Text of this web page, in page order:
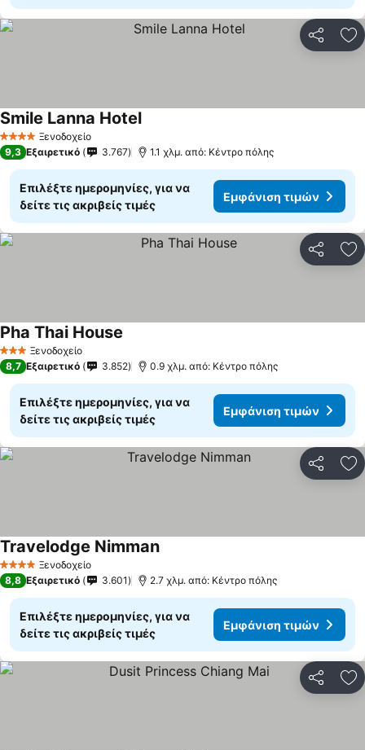
4 ΑστέριαΞενοδοχείο
Smile Lanna Hotel
9,3 Εξαιρετικό 3.767 1.1 χλμ. από: Κέντρο πόλης
Επιλέξτε ημερομηνίες, για να
δείτε τις ακριβείς τιμές
Εμφάνιση τιμών
3 ΑστέριαΞενοδοχείο
Pha Thai House
8,7 Εξαιρετικό 3.852 0.9 χλμ. από: Κέντρο πόλης
Επιλέξτε ημερομηνίες, για να
δείτε τις ακριβείς τιμές
Εμφάνιση τιμών
4 ΑστέριαΞενοδοχείο
Travelodge Nimman
8,8 Εξαιρετικό 3.601 2.7 χλμ. από: Κέντρο πόλης
Επιλέξτε ημερομηνίες, για να
δείτε τις ακριβείς τιμές
Εμφάνιση τιμών